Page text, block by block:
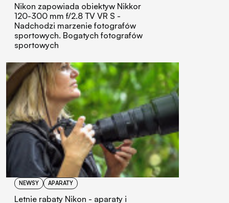
Nikon zapowiada obiektyw Nikkor
120-300 mm f/2.8 TV VR S -
Nadchodzi marzenie fotografów
sportowych. Bogatych fotografów
sportowych
NEWSY APARATY
Letnie rabaty Nikon - aparaty i